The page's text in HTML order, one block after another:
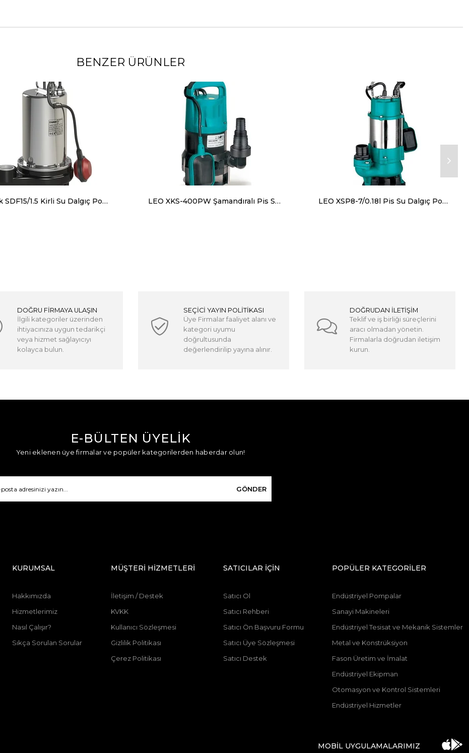
BENZER ÜRÜNLER
Sumak SDF15/1.5 Kirli Su Dalgıç Pompa Monofaze (220V) 1.5 Hp LEO XKS-400PW Şamandıralı Pis Su Dalgıç Pompa 125 lt/dk 4.8mss LEO XSP8-7/0.18l Pis Su Dalgıç Pompa 133 lt/dk 7mss
DOĞRU FİRMAYA ULAŞIN
İlgili kategoriler üzerinden
ihtiyacınıza uygun tedarikçi
veya hizmet sağlayıcıyı
kolayca bulun.
SEÇİCİ YAYIN POLİTİKASI
Üye Firmalar faaliyet alanı ve
kategori uyumu
doğrultusunda
değerlendirilip yayına alınır.
DOĞRUDAN İLETİŞİM
Teklif ve iş birliği süreçlerini
aracı olmadan yönetin.
Firmalarla doğrudan iletişim
kurun.
E-BÜLTEN ÜYELİK
Yeni eklenen üye firmalar ve popüler kategorilerden haberdar olun!
GÖNDER
KURUMSAL
Hakkımızda
Hizmetlerimiz
Nasıl Çalışır?
Sıkça Sorulan Sorular
MÜŞTERİ HİZMETLERİ
İletişim / Destek
KVKK
Kullanıcı Sözleşmesi
Gizlilik Politikası
Çerez Politikası
SATICILAR İÇİN
Satıcı Ol
Satıcı Rehberi
Satıcı Ön Başvuru Formu
Satıcı Üye Sözleşmesi
Satıcı Destek
POPÜLER KATEGORİLER
Endüstriyel Pompalar
Sanayi Makineleri
Endüstriyel Tesisat ve Mekanik Sistemler
Metal ve Konstrüksiyon
Fason Üretim ve İmalat
Endüstriyel Ekipman
Otomasyon ve Kontrol Sistemleri
Endüstriyel Hizmetler
MOBİL UYGULAMALARIMIZ